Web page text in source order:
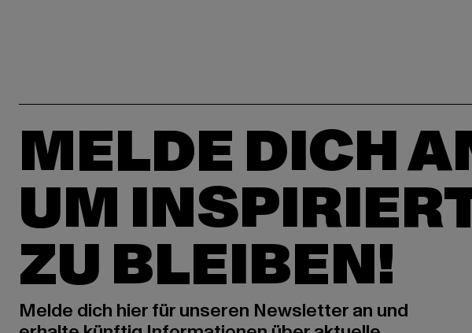
MELDE DICH
UM
ZU BLEIBEN!
Melde dich hier für unseren Newsletter an und